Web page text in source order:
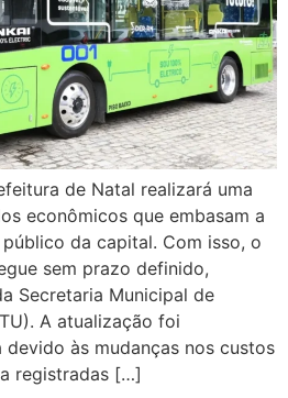
de Natal realizará uma
econômicos que embasam a
da capital. Com isso, o
sem prazo definido,
Secretaria Municipal de
A atualização foi
devido às mudanças nos custos
registradas […]